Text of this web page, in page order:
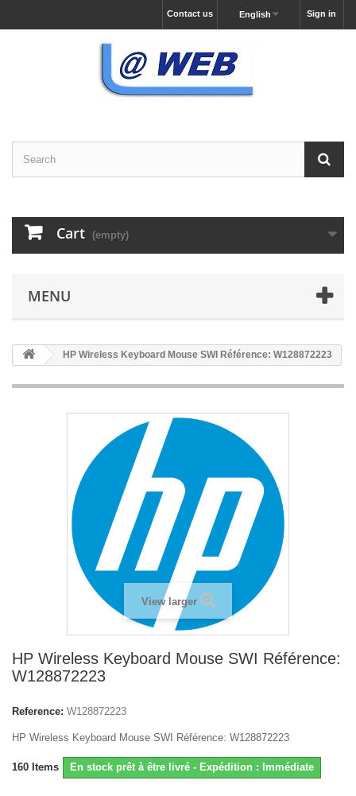
Sign in
English
Contact us
Cart (empty)
MENU
HP Wireless Keyboard Mouse SWI Référence: W128872223
View larger
HP Wireless Keyboard Mouse SWI Référence:
W128872223
Reference: W128872223
HP Wireless Keyboard Mouse SWI Référence: W128872223
160 Items En stock prêt à être livré - Expédition : Immédiate